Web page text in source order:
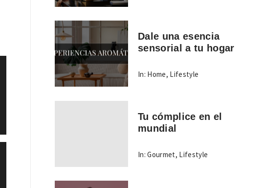
Dale una esencia
sensorial a tu hogar
In: Home, Lifestyle
Tu cómplice en el
mundial
In: Gourmet, Lifestyle